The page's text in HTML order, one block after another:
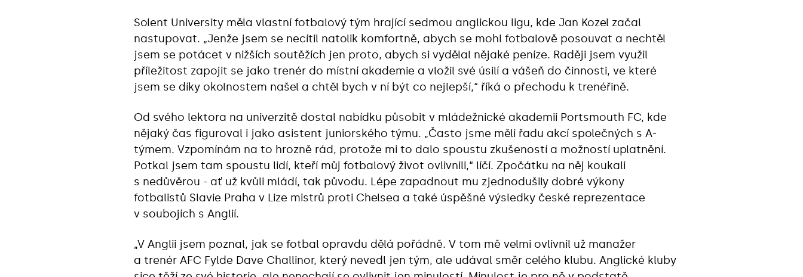
Solent University měla vlastní fotbalový tým hrající sedmou anglickou ligu, kde Jan Kozel začal
nastupovat. „Jenže jsem se necítil natolik komfortně, abych se mohl fotbalově posouvat a nechtěl
jsem se potácet v nižších soutěžích jen proto, abych si vydělal nějaké peníze. Raději jsem využil
příležitost zapojit se jako trenér do místní akademie a vložil své úsilí a vášeň do činnosti, ve které
jsem se díky okolnostem našel a chtěl bych v ní být co nejlepší,“ říká o přechodu k trenéřině.
Od svého lektora na univerzitě dostal nabídku působit v mládežnické akademii Portsmouth FC, kde
nějaký čas figuroval i jako asistent juniorského týmu. „Často jsme měli řadu akcí společných s A-
týmem. Vzpomínám na to hrozně rád, protože mi to dalo spoustu zkušeností a možností uplatnění.
Potkal jsem tam spoustu lidí, kteří můj fotbalový život ovlivnili,“ líčí. Zpočátku na něj koukali
s nedůvěrou - ať už kvůli mládí, tak původu. Lépe zapadnout mu zjednodušily dobré výkony
fotbalistů Slavie Praha v Lize mistrů proti Chelsea a také úspěšné výsledky české reprezentace
v soubojích s Anglií.
„V Anglii jsem poznal, jak se fotbal opravdu dělá pořádně. V tom mě velmi ovlivnil už manažer
a trenér AFC Fylde Dave Challinor, který nevedl jen tým, ale udával směr celého klubu. Anglické kluby